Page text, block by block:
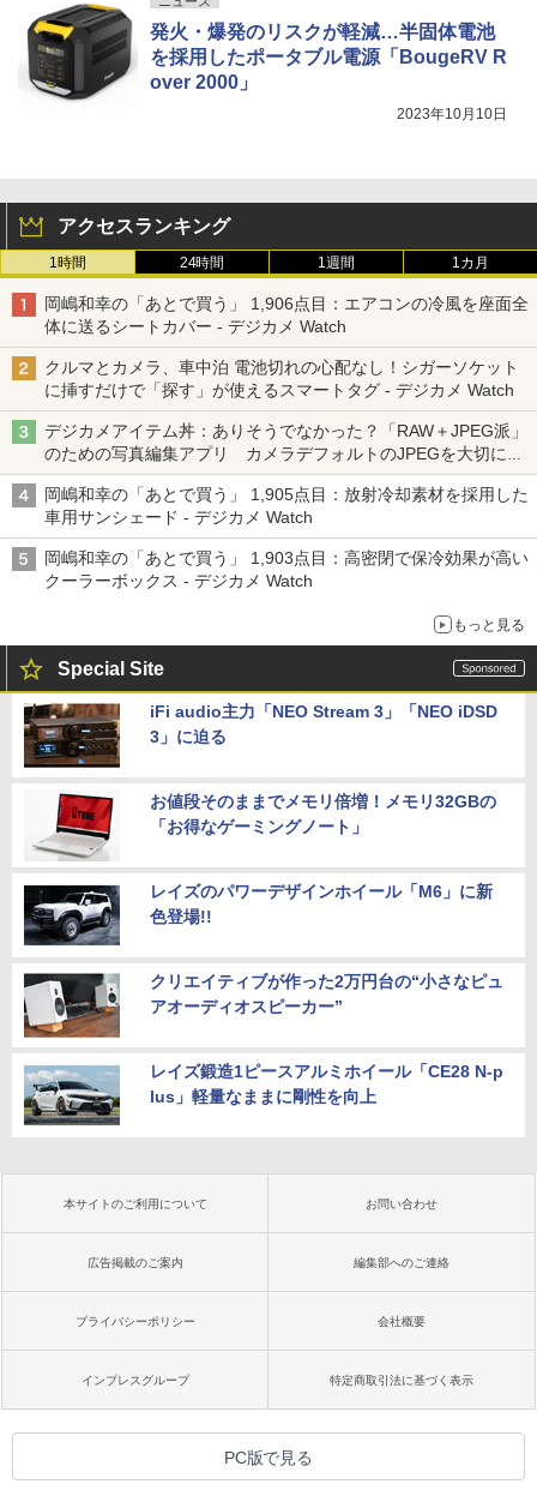
発火・爆発のリスクが軽減…半固体電池
を採用したポータブル電源「BougeRV R
over 2000」
2023年10月10日
アクセスランキング
1時間 24時間 1週間 1カ月
岡嶋和幸の「あとで買う」 1,906点目：エアコンの冷風を座面全
体に送るシートカバー - デジカメ Watch
クルマとカメラ、車中泊 電池切れの心配なし！シガーソケット
に挿すだけで「探す」が使えるスマートタグ - デジカメ Watch
デジカメアイテム丼：ありそうでなかった？「RAW＋JPEG派」
のための写真編集アプリ カメラデフォルトのJPEGを大切にす
る「Filmator」
岡嶋和幸の「あとで買う」 1,905点目：放射冷却素材を採用した
車用サンシェード - デジカメ Watch
岡嶋和幸の「あとで買う」 1,903点目：高密閉で保冷効果が高い
クーラーボックス - デジカメ Watch
もっと見る
Special Site
iFi audio主力「NEO Stream 3」「NEO iDSD
3」に迫る
お値段そのままでメモリ倍増！メモリ32GBの
「お得なゲーミングノート」
レイズのパワーデザインホイール「M6」に新
色登場!!
クリエイティブが作った2万円台の“小さなピュ
アオーディオスピーカー”
レイズ鍛造1ピースアルミホイール「CE28 N-p
lus」軽量なままに剛性を向上
本サイトのご利用について お問い合わせ
広告掲載のご案内 編集部へのご連絡
プライバシーポリシー 会社概要
インプレスグループ 特定商取引法に基づく表示
PC版で見る